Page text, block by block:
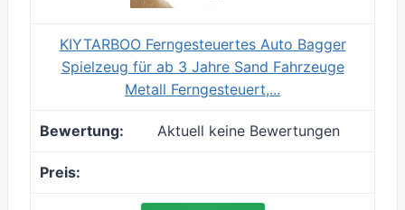
KIYTARBOO Ferngesteuertes Auto Bagger
Spielzeug für ab 3 Jahre Sand Fahrzeuge
Metall Ferngesteuert,...
Aktuell keine Bewertungen